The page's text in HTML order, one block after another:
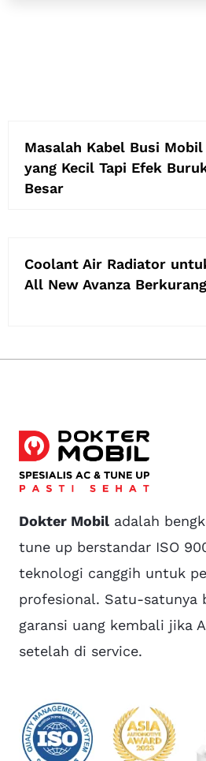
Masalah Kabel Busi
yang Kecil Tapi Efek
Besar
Coolant Air Radiator
All New Avanza Berkurang
Dokter Mobil adalah
tune up berstandar ISO
teknologi canggih untuk
profesional. Satu-satunya
garansi uang kembali jika
setelah di service.